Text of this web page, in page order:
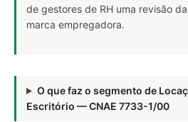
de gestores de RH uma revisão
marca empregadora.
O que faz o segmento de
Escritório — CNAE 7733-1/00